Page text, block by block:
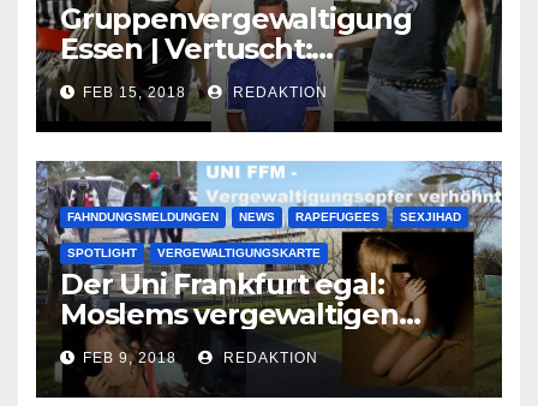
Gruppenvergewaltigung
Essen | Vertuscht:
Lauenburger Gang ist ein
großer Muslimclan
FEB 15, 2018 REDAKTION
FAHNDUNGSMELDUNGEN NEWS RAPEFUGEES SEXJIHAD
SPOTLIGHT VERGEWALTIGUNGSKARTE
Der Uni Frankfurt egal:
Moslems vergewaltigen
deutsche Studentinnen auf
Uni-Campus
FEB 9, 2018 REDAKTION